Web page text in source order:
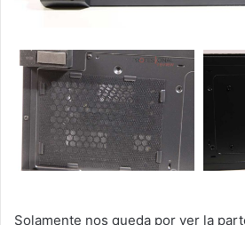
Solamente nos queda por ver la